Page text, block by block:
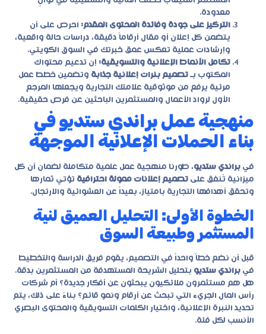
معدودة.
التركيز على جودة وفائدة المحتوى المقدم: احرص على أن
يتضمن كل إعلان أو مقال أرقاماً دقيقة، دراسات حالة واقعية،
وإرشادات عملية تعكس عمق خبرتك في السوق الكويتي.
تكامل الأنماط الإعلانية والتسويقية: إن تدعيم محتواك
المكتوب بـ تصميم بنرات إعلانية جذابة وتضمين خطط عمل
مرئية يرفع من موثوقية علامتك التجارية ويجعلها المرجع
الأول لرواد الأعمال والمستثمرين الباحثين عن فرص حقيقية.
منهجية عمل براندي ستديو في
بناء الحملات الإعلانية الموجهة
في براندي ستديو، طورنا منهجية عمل علمية متكاملة لضمان أن كل
ميزانية تُنفق على تصميم إعلانات ممولة احترافية تؤتي ثمارها
وتحقق أهدافها التجارية بامتياز، بعيداً عن العشوائية والارتجال.
الخطوة الأولى: التحليل العميق لنية
المستثمر وطبيعة السوق
قبل أن نضع خطاً واحداً في التصميم، يقوم فريق الدراسة والتخطيط
في براندي ستديو بتحليل الشريحة المستهدفة من المستثمرين بدقة.
هل هم مستثمرون ملائكيون يبحثون عن أفكار جديدة؟ أم شركات
رأس المال الجريء التي تبحث عن أرقام ونمو قائم؟ بناءً على ذلك، يتم
تحديد النبرة الإعلانية، واختيار الكلمات التسويقية والمحتوى البصري
الأنسب لكل فئة.